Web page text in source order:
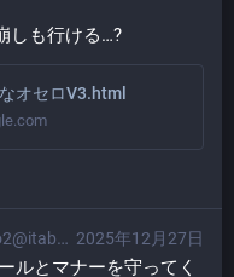
しも行ける…?
オセロV3.html
2025年12月27日
ルとマナーを守ってく